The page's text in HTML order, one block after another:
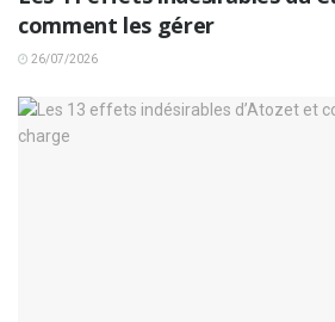
comment les gérer
26/07/2026